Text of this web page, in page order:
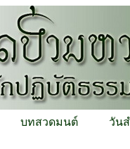
บทสวดมนต์ วัน